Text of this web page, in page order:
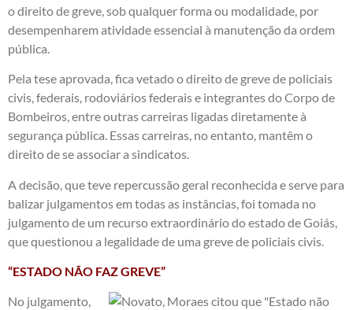
o direito de greve, sob qualquer forma ou modalidade, por
desempenharem atividade essencial à manutenção da ordem
pública.
Pela tese aprovada, fica vetado o direito de greve de policiais
civis, federais, rodoviários federais e integrantes do Corpo de
Bombeiros, entre outras carreiras ligadas diretamente à
segurança pública. Essas carreiras, no entanto, mantêm o
direito de se associar a sindicatos.
A decisão, que teve repercussão geral reconhecida e serve para
balizar julgamentos em todas as instâncias, foi tomada no
julgamento de um recurso extraordinário do estado de Goiás,
que questionou a legalidade de uma greve de policiais civis.
“ESTADO NÃO FAZ GREVE”
No julgamento,